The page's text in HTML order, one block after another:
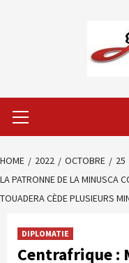
Menu
HOME 2022 OCTOBRE 25
LA PATRONNE DE LA MINUSCA
TOUADERA CÈDE PLUSIEURS
DIPLOMATIE
Centrafrique :